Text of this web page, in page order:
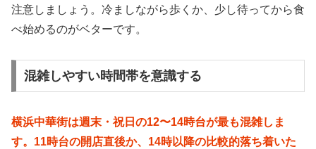
注意しましょう。冷ましながら歩くか、少し待ってから食
べ始めるのがベターです。
混雑しやすい時間帯を意識する
横浜中華街は週末・祝日の12〜14時台が最も混雑しま
す。11時台の開店直後か、14時以降の比較的落ち着いた